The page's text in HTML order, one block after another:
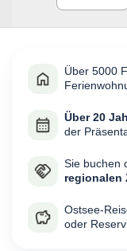
Über 5000
Über 20
der
Sie buchen
regionalen
Ostsee-
oder